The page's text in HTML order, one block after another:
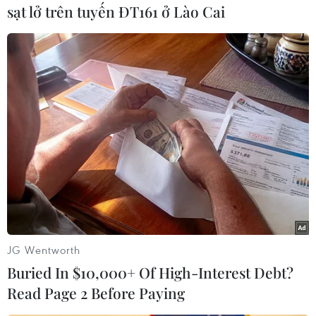
phát triển nhữngý tưởng mới mẻ, táo bạo hơn.
Dự án về bộ truyện tranh"Đất rồng" xuất phát
từ năm 2009 với ý tưởng nộidung cũng bắt đầu
từ tình yêu với Thủ đô Hà Nội của kiến trúc sư
Đinh ViệtPhương. Anh luôn mong muốn sản
xuất một bộ truyện tranh thuần Việt, kể về
cuộcsống của người Việt trẻ, đam mê cuộc sống
và xây dựng những giá trị có ích./.
(TTXVN/Vietnam+)
sạt lở trên tuyến ĐT161 ở Lào Cai
JG Wentworth
Buried In $10,000+ Of High-Interest Debt?
Read Page 2 Before Paying